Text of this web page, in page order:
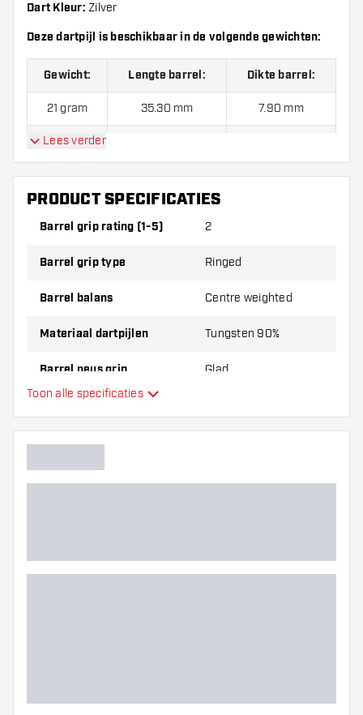
Dart Kleur: Zilver
Deze dartpijl is beschikbaar in de volgende gewichten:
Gewicht: Lengte barrel: Dikte barrel:
21 gram 35.30 mm 7.90 mm
23 gram
25 gram 40.60 mm 7.90 mm
27 gram 43.20 mm
Shafts en Unicorn John Lowe Flights.
Lees verder
PRODUCT SPECIFICATIES
Barrel grip rating (1-5) 2
Barrel grip type Ringed
Barrel balans Centre weighted
Materiaal dartpijlen Tungsten 90%
Barrel neus grip Glad
Barrel kleur
Toon alle specificaties